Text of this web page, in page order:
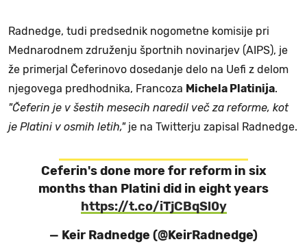
Radnedge, tudi predsednik nogometne komisije pri
Mednarodnem združenju športnih novinarjev (AIPS), je
že primerjal Čeferinovo dosedanje delo na Uefi z delom
njegovega predhodnika, Francoza Michela Platinija.
"Čeferin je v šestih mesecih naredil več za reforme, kot
je Platini v osmih letih,"je na Twitterju zapisal Radnedge.
Ceferin's done more for reform in six
months than Platini did in eight years
https://t.co/iTjCBqSl0y
— Keir Radnedge (@KeirRadnedge)